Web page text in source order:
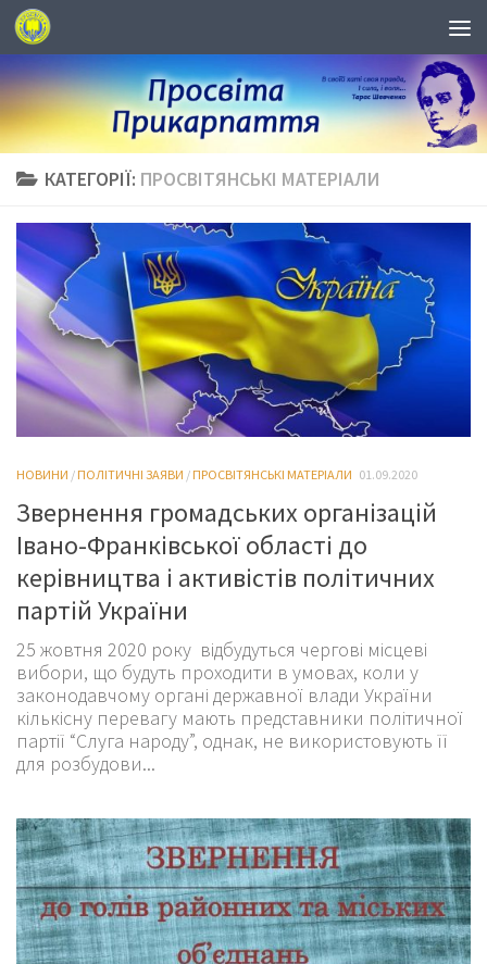
КАТЕГОРІЇ: ПРОСВІТЯНСЬКІ МАТЕРІАЛИ
НОВИНИ / ПОЛІТИЧНІ ЗАЯВИ / ПРОСВІТЯНСЬКІ МАТЕРІАЛИ 01.09.2020
Звернення громадських організацій
Івано-Франківської області до
керівництва і активістів політичних
партій України
25 жовтня 2020 року відбудуться чергові місцеві
вибори, що будуть проходити в умовах, коли у
законодавчому органі державної влади України
кількісну перевагу мають представники політичної
партії “Слуга народу”, однак, не використовують її
для розбудови...